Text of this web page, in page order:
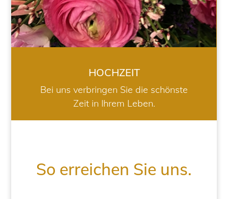
HOCHZEIT
Bei uns verbringen Sie die schönste
Zeit in Ihrem Leben.
So erreichen Sie uns.